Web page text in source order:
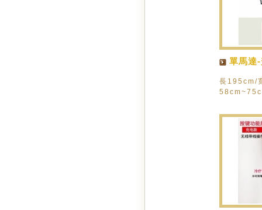
單馬達
長195cm/